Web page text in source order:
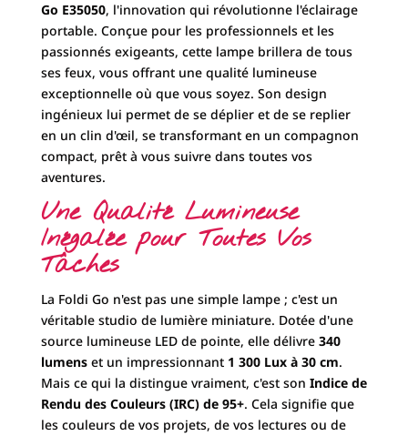
Go E35050, l'innovation qui révolutionne l'éclairage
portable. Conçue pour les professionnels et les
passionnés exigeants, cette lampe brillera de tous
ses feux, vous offrant une qualité lumineuse
exceptionnelle où que vous soyez. Son design
ingénieux lui permet de se déplier et de se replier
en un clin d'œil, se transformant en un compagnon
compact, prêt à vous suivre dans toutes vos
aventures.
Une Qualité Lumineuse
Inégalée pour Toutes Vos
Tâches
La Foldi Go n'est pas une simple lampe ; c'est un
véritable studio de lumière miniature. Dotée d'une
source lumineuse LED de pointe, elle délivre 340
lumenset un impressionnant 1 300 Lux à 30 cm.
Mais ce qui la distingue vraiment, c'est son Indice de
Rendu des Couleurs (IRC) de 95+. Cela signifie que
les couleurs de vos projets, de vos lectures ou de